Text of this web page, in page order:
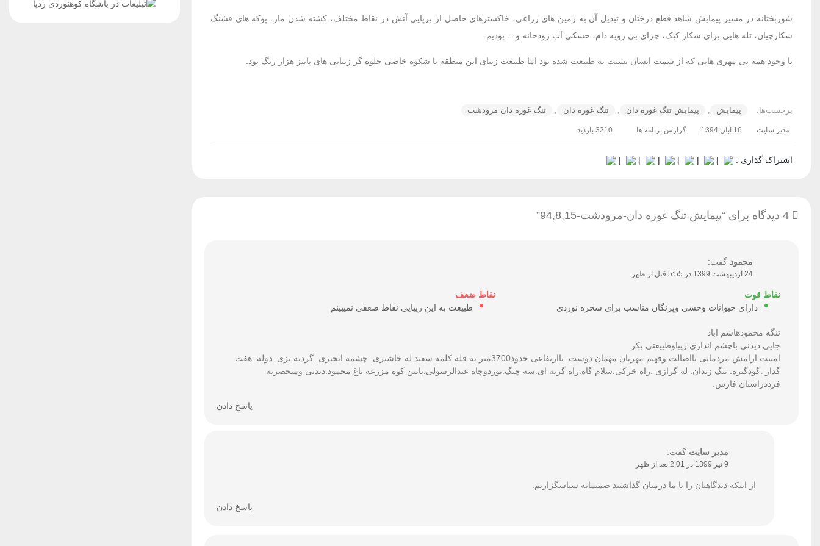
شوربختانه در مسیر پیمایش شاهد قطع درختان و تبدیل آن به زمین های زراعی، خاکسترهای حاصل از برپایی آتش در نقاط مختلف، کشته شدن مار، پوکه های فشنگ
شکارچیان، تله هایی برای شکار کبک، چرای بی رویه دام، خشکی آب رودخانه و… بودیم.
با وجود همه بی مهری هایی که از سمت انسان نسبت به طبیعت شده بود اما طبیعت زیبای این منطقه با شکوه خاصی جلوه گر زیبایی های پاییز هزار رنگ بود.
برچسب‌ها: پیمایش پیمایش تنگ غوره دان تنگ غوره دان تنگ غوره دان مرودشت
مدیر سایت 16 آبان 1394 گزارش برنامه ها 3210 بازدید
اشتراک گذاری : |
|
|
|
|
|
محمود گفت:
24 اردیبهشت 1399 در 5:55 قبل از ظهر
نقاط قوت
دارای حیوانات وحشی وپرنگان مناسب برای سخره نوردی
نقاط ضعف
طبیعت به این زیبایی نقاط ضعفی نمیبینم
تنگه محمودهاشم اباد
جایی دیدنی باچشم اندازی زیباوطبیعتی بکر
امنیت ارامش مردمانی بااصالت وفهیم مهربان مهمان دوست .باارتفاعی حدود3700متر به قله کلمه سفید.له جاشیری. چشمه انجیری. گردنه بزی. دوله .هفت
گدار .گودگیره. تنگ زندان. له گرازی .راه خرکی.سلام گاه.راه گربه ای.سه چنگ.یوردوچاه عبدالرسولی.پایین کوه مزرعه باغ محمود.دیدنی ومنحصربه
فرددراستان فارس.
پاسخ دادن
مدیر سایت گفت:
9 تیر 1399 در 2:01 بعد از ظهر
از اینکه دیدگاهتان را با ما درمیان گذاشتید صمیمانه سپاسگزاریم.
پاسخ دادن